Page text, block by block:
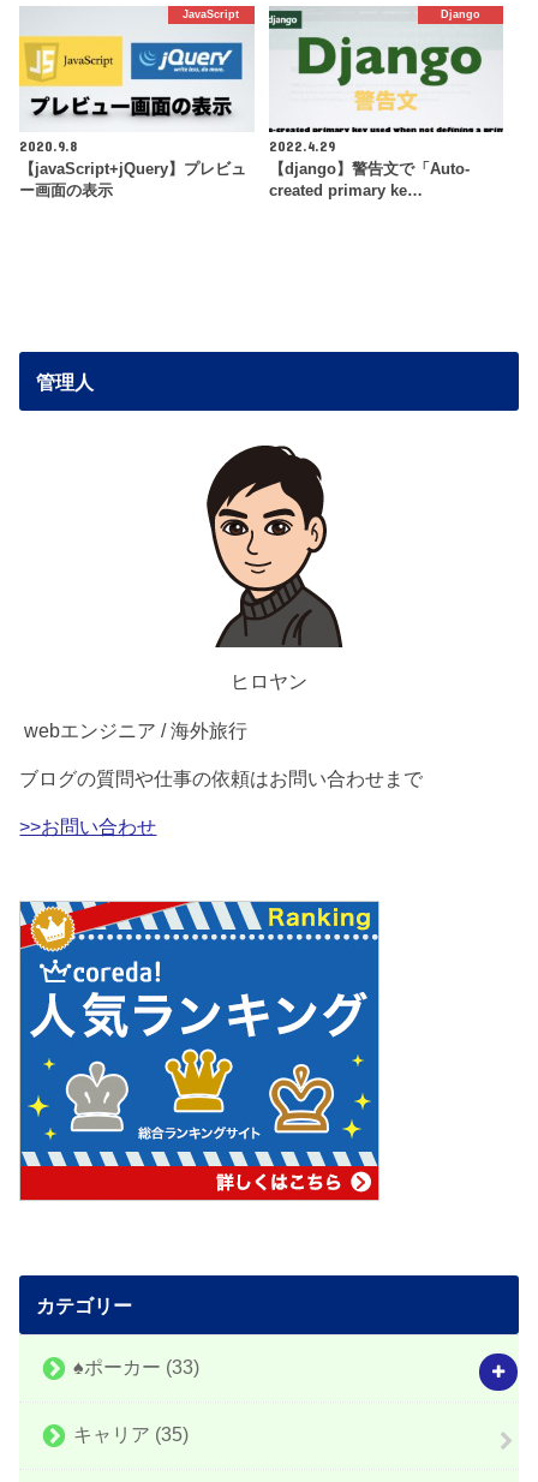
JavaScript
2020.9.8
【javaScript+jQuery】プレビュ
ー画面の表示
Django
2022.4.29
【django】警告文で「Auto-
created primary ke…
管理人
ヒロヤン
webエンジニア / 海外旅行
ブログの質問や仕事の依頼はお問い合わせまで
>>お問い合わせ
カテゴリー
♠️ポーカー (33)
キャリア (35)